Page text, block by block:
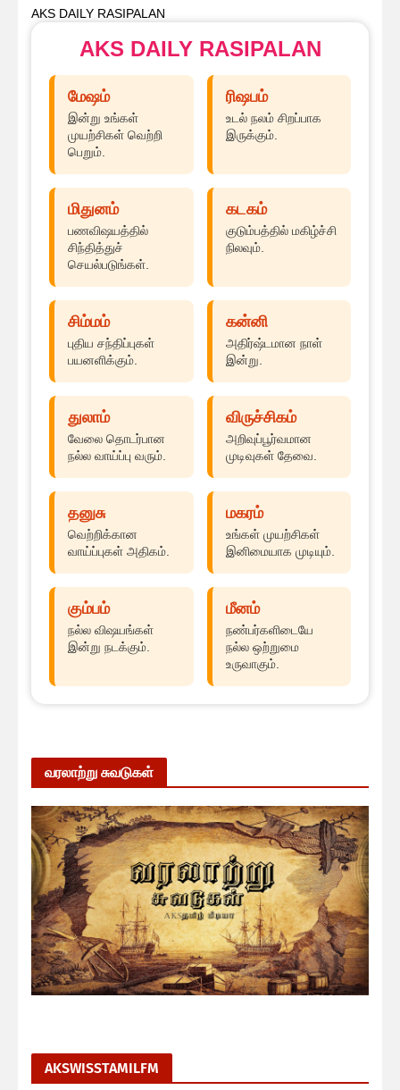
AKS DAILY RASIPALAN
AKS DAILY RASIPALAN
மேஷம்
இன்று உங்கள்
முயற்சிகள் வெற்றி
பெறும்.
ரிஷபம்
உடல் நலம் சிறப்பாக
இருக்கும்.
மிதுனம்
பணவிஷயத்தில்
சிந்தித்துச்
செயல்படுங்கள்.
கடகம்
குடும்பத்தில் மகிழ்ச்சி
நிலவும்.
சிம்மம்
புதிய சந்திப்புகள்
பயனளிக்கும்.
கன்னி
அதிர்ஷ்டமான நாள்
இன்று.
துலாம்
வேலை தொடர்பான
நல்ல வாய்ப்பு வரும்.
விருச்சிகம்
அறிவுப்பூர்வமான
முடிவுகள் தேவை.
தனுசு
வெற்றிக்கான
வாய்ப்புகள் அதிகம்.
மகரம்
உங்கள் முயற்சிகள்
இனிமையாக முடியும்.
கும்பம்
நல்ல விஷயங்கள்
இன்று நடக்கும்.
மீனம்
நண்பர்களிடையே
நல்ல ஒற்றுமை
உருவாகும்.
வரலாற்று சுவடுகள்
AKSWISSTAMILFM